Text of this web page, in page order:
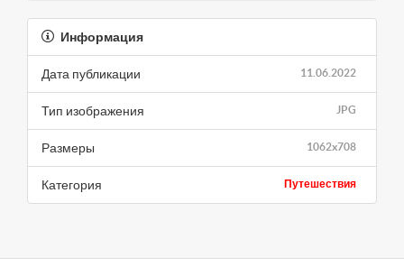
Информация
11.06.2022
Дата публикации
JPG
Тип изображения
1062x708
Размеры
Путешествия
Категория